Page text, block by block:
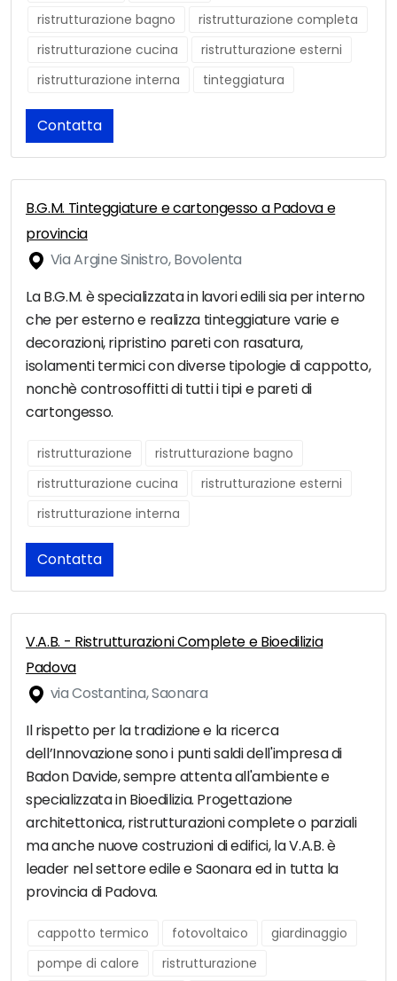
ristrutturazione bagno
ristrutturazione completa
ristrutturazione cucina
ristrutturazione esterni
ristrutturazione interna
tinteggiatura
Contatta
B.G.M. Tinteggiature e cartongesso a Padova e
provincia
Via Argine Sinistro, Bovolenta
La B.G.M. è specializzata in lavori edili sia per interno
che per esterno e realizza tinteggiature varie e
decorazioni, ripristino pareti con rasatura,
isolamenti termici con diverse tipologie di cappotto,
nonchè controsoffitti di tutti i tipi e pareti di
cartongesso.
ristrutturazione
ristrutturazione bagno
ristrutturazione cucina
ristrutturazione esterni
ristrutturazione interna
Contatta
V.A.B. - Ristrutturazioni Complete e Bioedilizia
Padova
via Costantina, Saonara
Il rispetto per la tradizione e la ricerca
dell’Innovazione sono i punti saldi dell'impresa di
Badon Davide, sempre attenta all'ambiente e
specializzata in Bioedilizia. Progettazione
architettonica, ristrutturazioni complete o parziali
ma anche nuove costruzioni di edifici, la V.A.B. è
leader nel settore edile e Saonara ed in tutta la
provincia di Padova.
cappotto termico fotovoltaico
giardinaggio
pompe di calore
ristrutturazione